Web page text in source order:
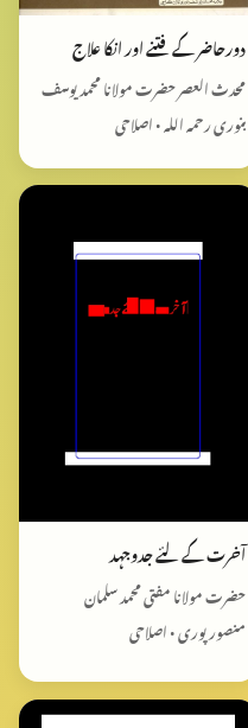
دورحاضر کے فتنے اور انکا علاج
محدث العصر حضرت مولانا محمد یوسف
بنوری رحمہ اللہ • اصلاحی
آخرت کے لئے جدوجہد
حضرت مولانا مفتی محمد سلمان
منصورپوری • اصلاحی